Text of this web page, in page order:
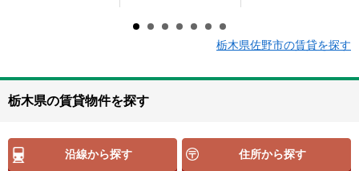
栃木県佐野市の賃貸を探す
栃木県の賃貸物件を探す
沿線から探す 住所から探す